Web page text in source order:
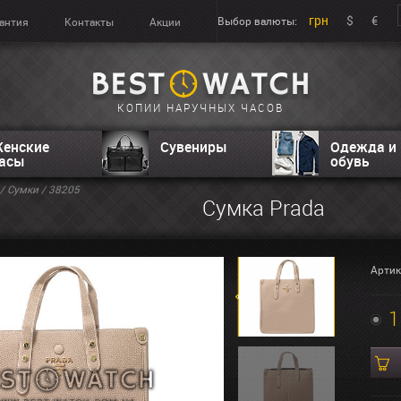
Контакты Акции Выбор валюты: грн $ €
КОПИИ НАРУЧНЫХ ЧАСОВ
Сувениры Одежда и
обувь
Сумки/ 38205
Сумка Prada